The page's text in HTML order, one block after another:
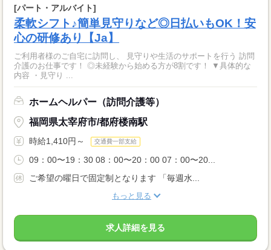
[パート・アルバイト]
柔軟シフト♪簡単見守りなど◎日払いもOK！安
心の研修あり【Ja】
ご利用者様のご自宅に訪問し、 見守りや生活のサポートを行う 訪問
介護のお仕事です！ ◎未経験から始める方が8割です！ ▼具体的な
内容 ・見守り ...
ホームヘルパー（訪問介護等）
福岡県太宰府市/都府楼南駅
時給1,410円～ 交通費一部支給
09：00〜19：30 08：00〜20：00 07：00〜20...
ご希望の曜日で固定制となります 「毎週水...
もっと見る
求人詳細を見る